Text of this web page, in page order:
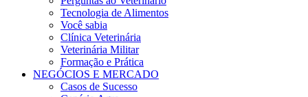
Tecnologia de Alimentos
Você sabia
Clínica Veterinária
Veterinária Militar
Formação e Prática
NEGÓCIOS E MERCADO
Casos de Sucesso